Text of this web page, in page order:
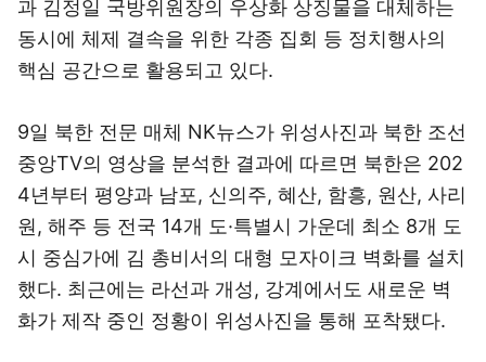
과 김정일 국방위원장의 우상화 상징물을 대체하는
동시에 체제 결속을 위한 각종 집회 등 정치행사의
핵심 공간으로 활용되고 있다.
9일 북한 전문 매체 NK뉴스가 위성사진과 북한 조선
중앙TV의 영상을 분석한 결과에 따르면 북한은 202
4년부터 평양과 남포, 신의주, 혜산, 함흥, 원산, 사리
원, 해주 등 전국 14개 도·특별시 가운데 최소 8개 도
시 중심가에 김 총비서의 대형 모자이크 벽화를 설치
했다. 최근에는 라선과 개성, 강계에서도 새로운 벽
화가 제작 중인 정황이 위성사진을 통해 포착됐다.